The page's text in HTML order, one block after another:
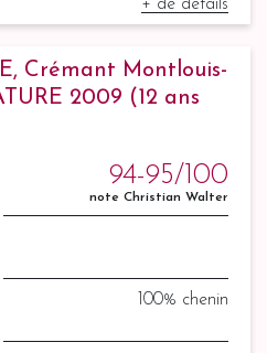
+ de détails
Crémant Montlouis-
2009 (12 ans
94-95/100
note Christian Walter
100% chenin